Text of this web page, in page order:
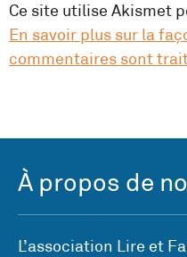
Ce site utilise Akismet
En savoir plus sur la
commentaires sont
À propos de
L’association Lire et